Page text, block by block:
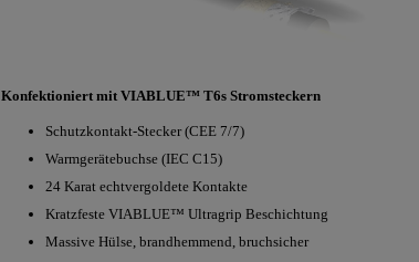
Konfektioniert mit VIABLUE™ T6s Stromsteckern
Schutzkontakt-Stecker (CEE 7/7)
Warmgerätebuchse (IEC C15)
24 Karat echtvergoldete Kontakte
Kratzfeste VIABLUE™ Ultragrip Beschichtung
Massive Hülse, brandhemmend, bruchsicher